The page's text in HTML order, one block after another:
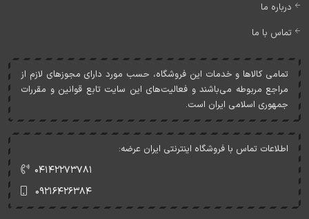
درباره ما
تماس با ما
تمامی کالاها و خدمات اين فروشگاه، حسب مورد دارای مجوزهای لازم از
مراجع مربوطه می‌باشند و فعاليت‌های اين سايت تابع قوانين و مقررات
جمهوری اسلامی ايران است.
اطلاعات تماس با فروشگاه اینترنتی ایران عرضه:
۰۴۱۴۲۲۷۳۷۸۱
۰۹۲۱۶۴۲۶۳۸۴